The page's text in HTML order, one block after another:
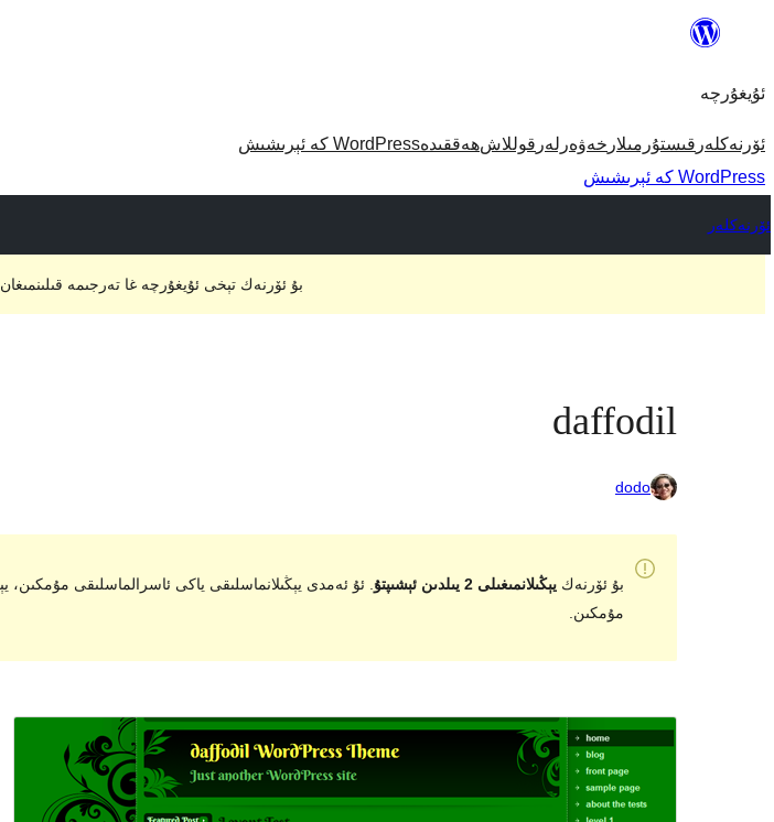
مەزمۇنغا
ئۇيغۇرچە
ئۆرنەكلەر قىستۇرمىلار خەۋەرلەر قوللاشھەققىدەWordPress كە ئېرىشىش
WordPress كە ئېرىشىش
ئۆرنەكلەر
بۇ ئۆرنەك تېخى ئۇيغۇرچە غا تەرجىمە قىلىنمىغان.
daffodil
dodo
بۇ ئۆرنەكيېڭىلانمىغىلى 2 يىلدىن ئېشىپتۇ
مۇمكىن.